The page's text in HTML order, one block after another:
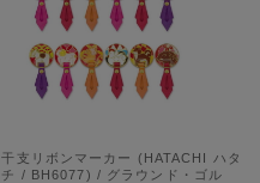
干支リボンマーカー (HATACHI ハタ
チ / BH6077) / グラウンド・ゴル